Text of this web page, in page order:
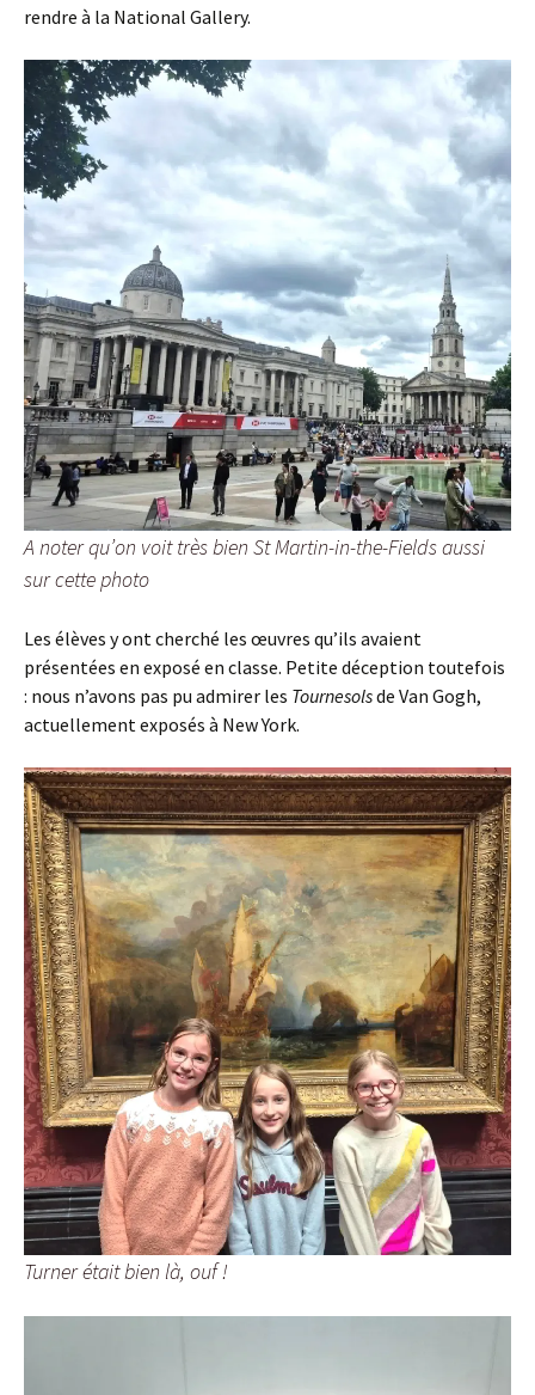
rendre à la National Gallery.
A noter qu’on voit très bien St Martin-in-the-Fields aussi
sur cette photo
Les élèves y ont cherché les œuvres qu’ils avaient
présentées en exposé en classe. Petite déception toutefois
: nous n’avons pas pu admirer les Tournesolsde Van Gogh,
actuellement exposés à New York.
Turner était bien là, ouf !